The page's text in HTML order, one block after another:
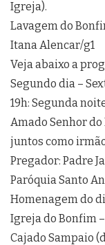
Igreja).
Lavagem do
Itana Alencar/g1
Veja abaixo a
Segundo dia –
19h: Segunda
Amado Senhor
juntos como
Pregador: Padre
Paróquia Santo
Homenagem do
Igreja do Bonfim
Cajado Sampaio